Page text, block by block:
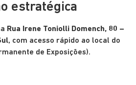
estratégica
Rua Irene Toniolli Domench, 80 –
, com acesso rápido ao local do
de Exposições).